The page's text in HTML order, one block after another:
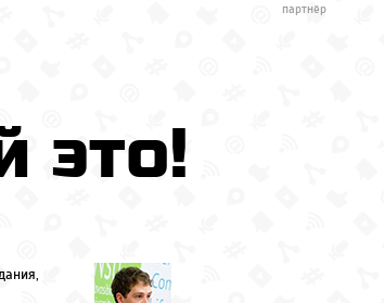
партнёр
это!